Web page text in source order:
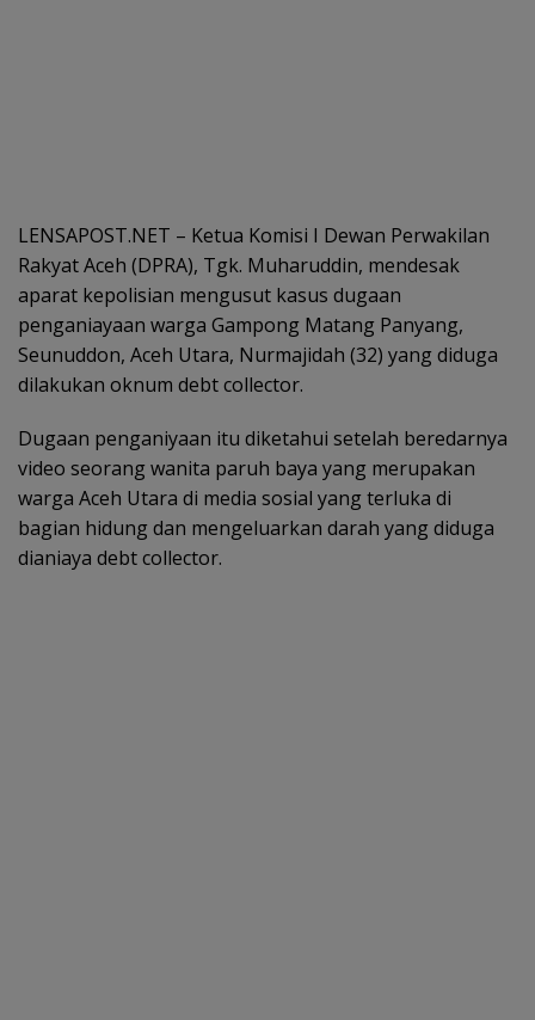
LENSAPOST.NET – Ketua Komisi I Dewan Perwakilan
Rakyat Aceh (DPRA), Tgk. Muharuddin, mendesak
aparat kepolisian mengusut kasus dugaan
penganiayaan warga Gampong Matang Panyang,
Seunuddon, Aceh Utara, Nurmajidah (32) yang diduga
dilakukan oknum debt collector.
Dugaan penganiyaan itu diketahui setelah beredarnya
video seorang wanita paruh baya yang merupakan
warga Aceh Utara di media sosial yang terluka di
bagian hidung dan mengeluarkan darah yang diduga
dianiaya debt collector.